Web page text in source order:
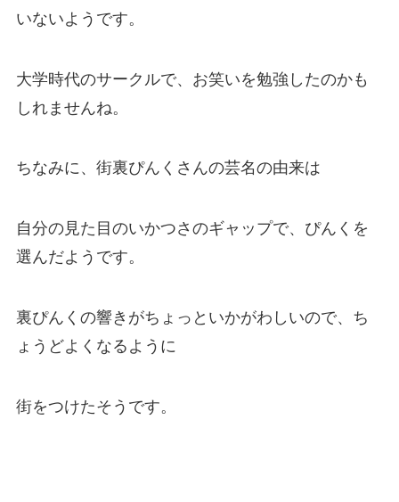
いないようです。
大学時代のサークルで、お笑いを勉強したのかも
しれませんね。
ちなみに、街裏ぴんくさんの芸名の由来は
自分の見た目のいかつさのギャップで、ぴんくを
選んだようです。
裏ぴんくの響きがちょっといかがわしいので、ち
ょうどよくなるように
街をつけたそうです。